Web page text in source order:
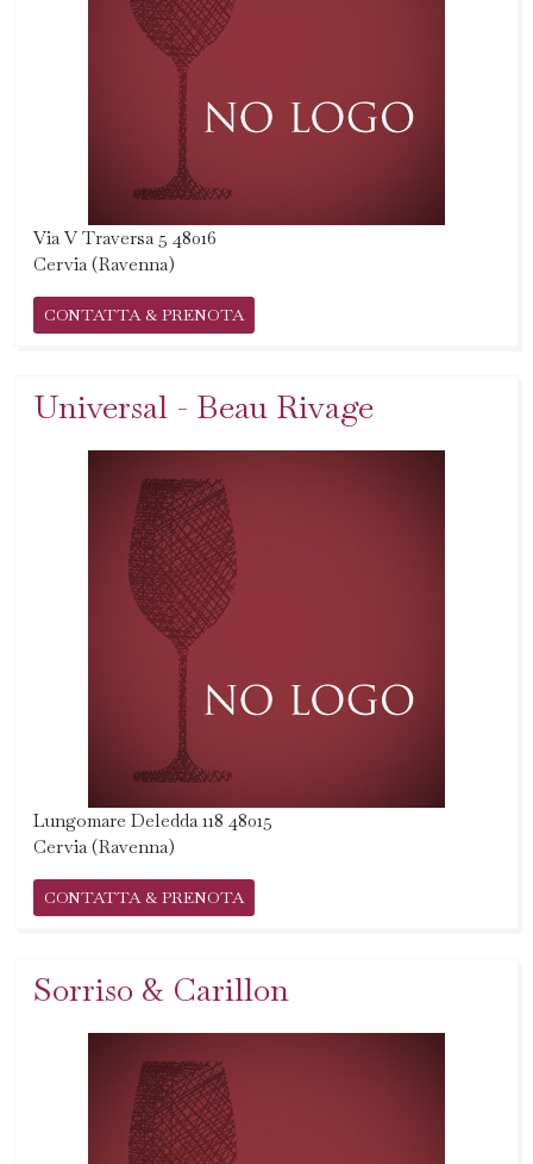
Via V Traversa 5 48016
Cervia (Ravenna)
CONTATTA & PRENOTA
Universal - Beau Rivage
Lungomare Deledda 118 48015
Cervia (Ravenna)
CONTATTA & PRENOTA
Sorriso & Carillon